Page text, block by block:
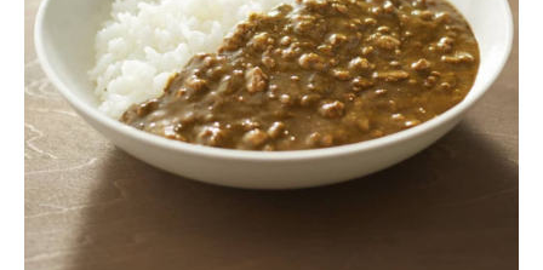
企業ITのトレンドを詳説
経営リーダーのコミュニティ
マーケ×ITの今がよく分かる
ITエンジニア向け専門サイト
企業向けIT製品の総合サイト